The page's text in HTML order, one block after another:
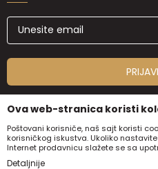
Ova web-stranica koristi
Poštovani korisniče, naš sajt koristi
korisničkog iskustva. Ukoliko
Internet prodavnicu slažete se sa
Detaljnije